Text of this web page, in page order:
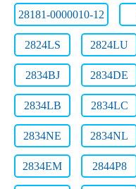
28181-0000010-12
2824LS 2824LU
2834BJ 2834DE
2834LB 2834LC
2834NE 2834NL
2834ЕМ 2844Р8